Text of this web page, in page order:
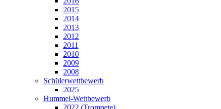
2015
2014
2013
2012
2011
2010
2009
2008
Schülerwettbewerb
2025
Hummel-Wettbewerb
2022 (Trompete)